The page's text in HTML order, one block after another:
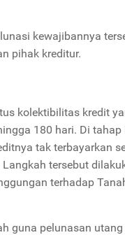
kewajibannya
pihak kreditur.
kolektibilitas kredit
180 hari. Di tahap
tak terbayarkan
tersebut
terhadap
guna pelunasan